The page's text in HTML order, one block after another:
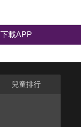
下載APP
兒童排行